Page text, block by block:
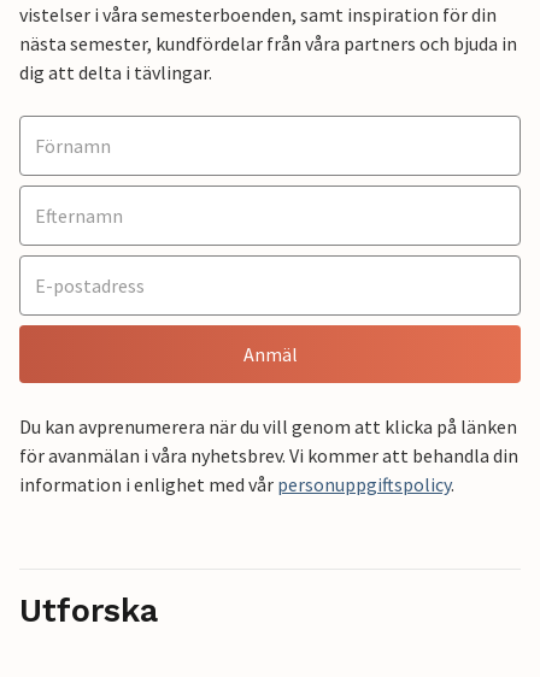
vistelser i våra semesterboenden, samt inspiration för din
nästa semester, kundfördelar från våra partners och bjuda in
dig att delta i tävlingar.
Anmäl
Du kan avprenumerera när du vill genom att klicka på länken
för avanmälan i våra nyhetsbrev. Vi kommer att behandla din
information i enlighet med vår personuppgiftspolicy.
Utforska